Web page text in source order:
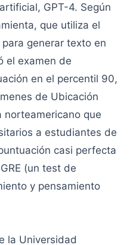
GPT-4. Según
que utiliza el
generar texto en
el examen de
en el percentil 90,
de Ubicación
norteamericano que
a estudiantes de
casi perfecta
(un test de
y pensamiento
la Universidad